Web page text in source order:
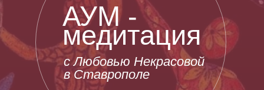
с Любовью Некрасовой
в Ставрополе
АУМ -
медитация